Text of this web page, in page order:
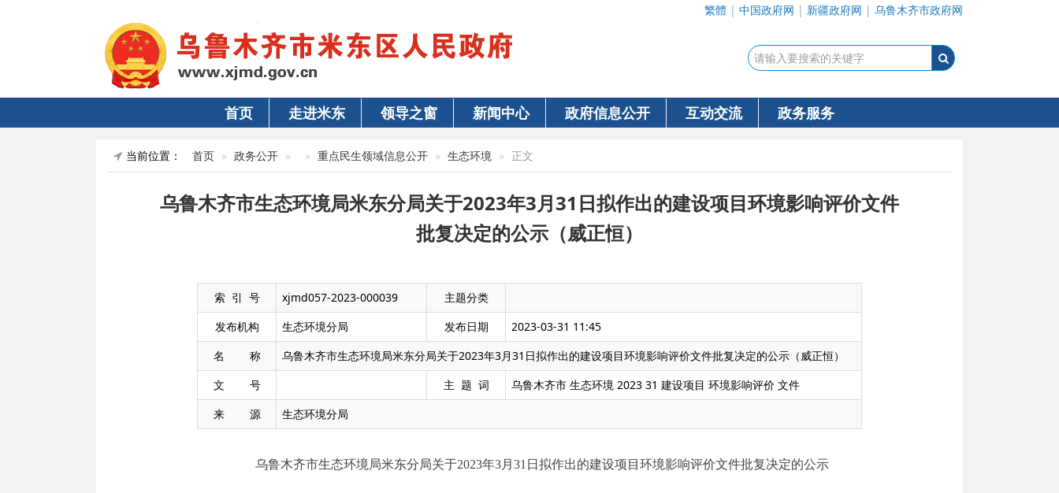
繁體 | 中国政府网 | 新疆政府网 | 乌鲁木齐市政府网
首页 走进米东 领导之窗 新闻中心 政府信息公开 互动交流 政务服务
当前位置： 首页 政务公开 重点民生领域信息公开 生态环境 正文
乌鲁木齐市生态环境局米东分局关于2023年3月31日拟作出的建设项目环境影响评价文件
批复决定的公示（威正恒）
索 引 号 xjmd057-2023-000039
主题分类
发布机构
生态环境分局 发布日期
2023-03-31 11:45
名 称
乌鲁木齐市生态环境局米东分局关于2023年3月31日拟作出的建设项目环境影响评价文件批复决定的公示（威正恒）
文 号
主 题 词
乌鲁木齐市 生态环境 2023 31 建设项目 环境影响评价 文件
来 源
生态环境分局
乌鲁木齐市生态环境局米东分局关于2023年3月 31 日拟作出的建设项目环境影响评价文件批复决定的公示